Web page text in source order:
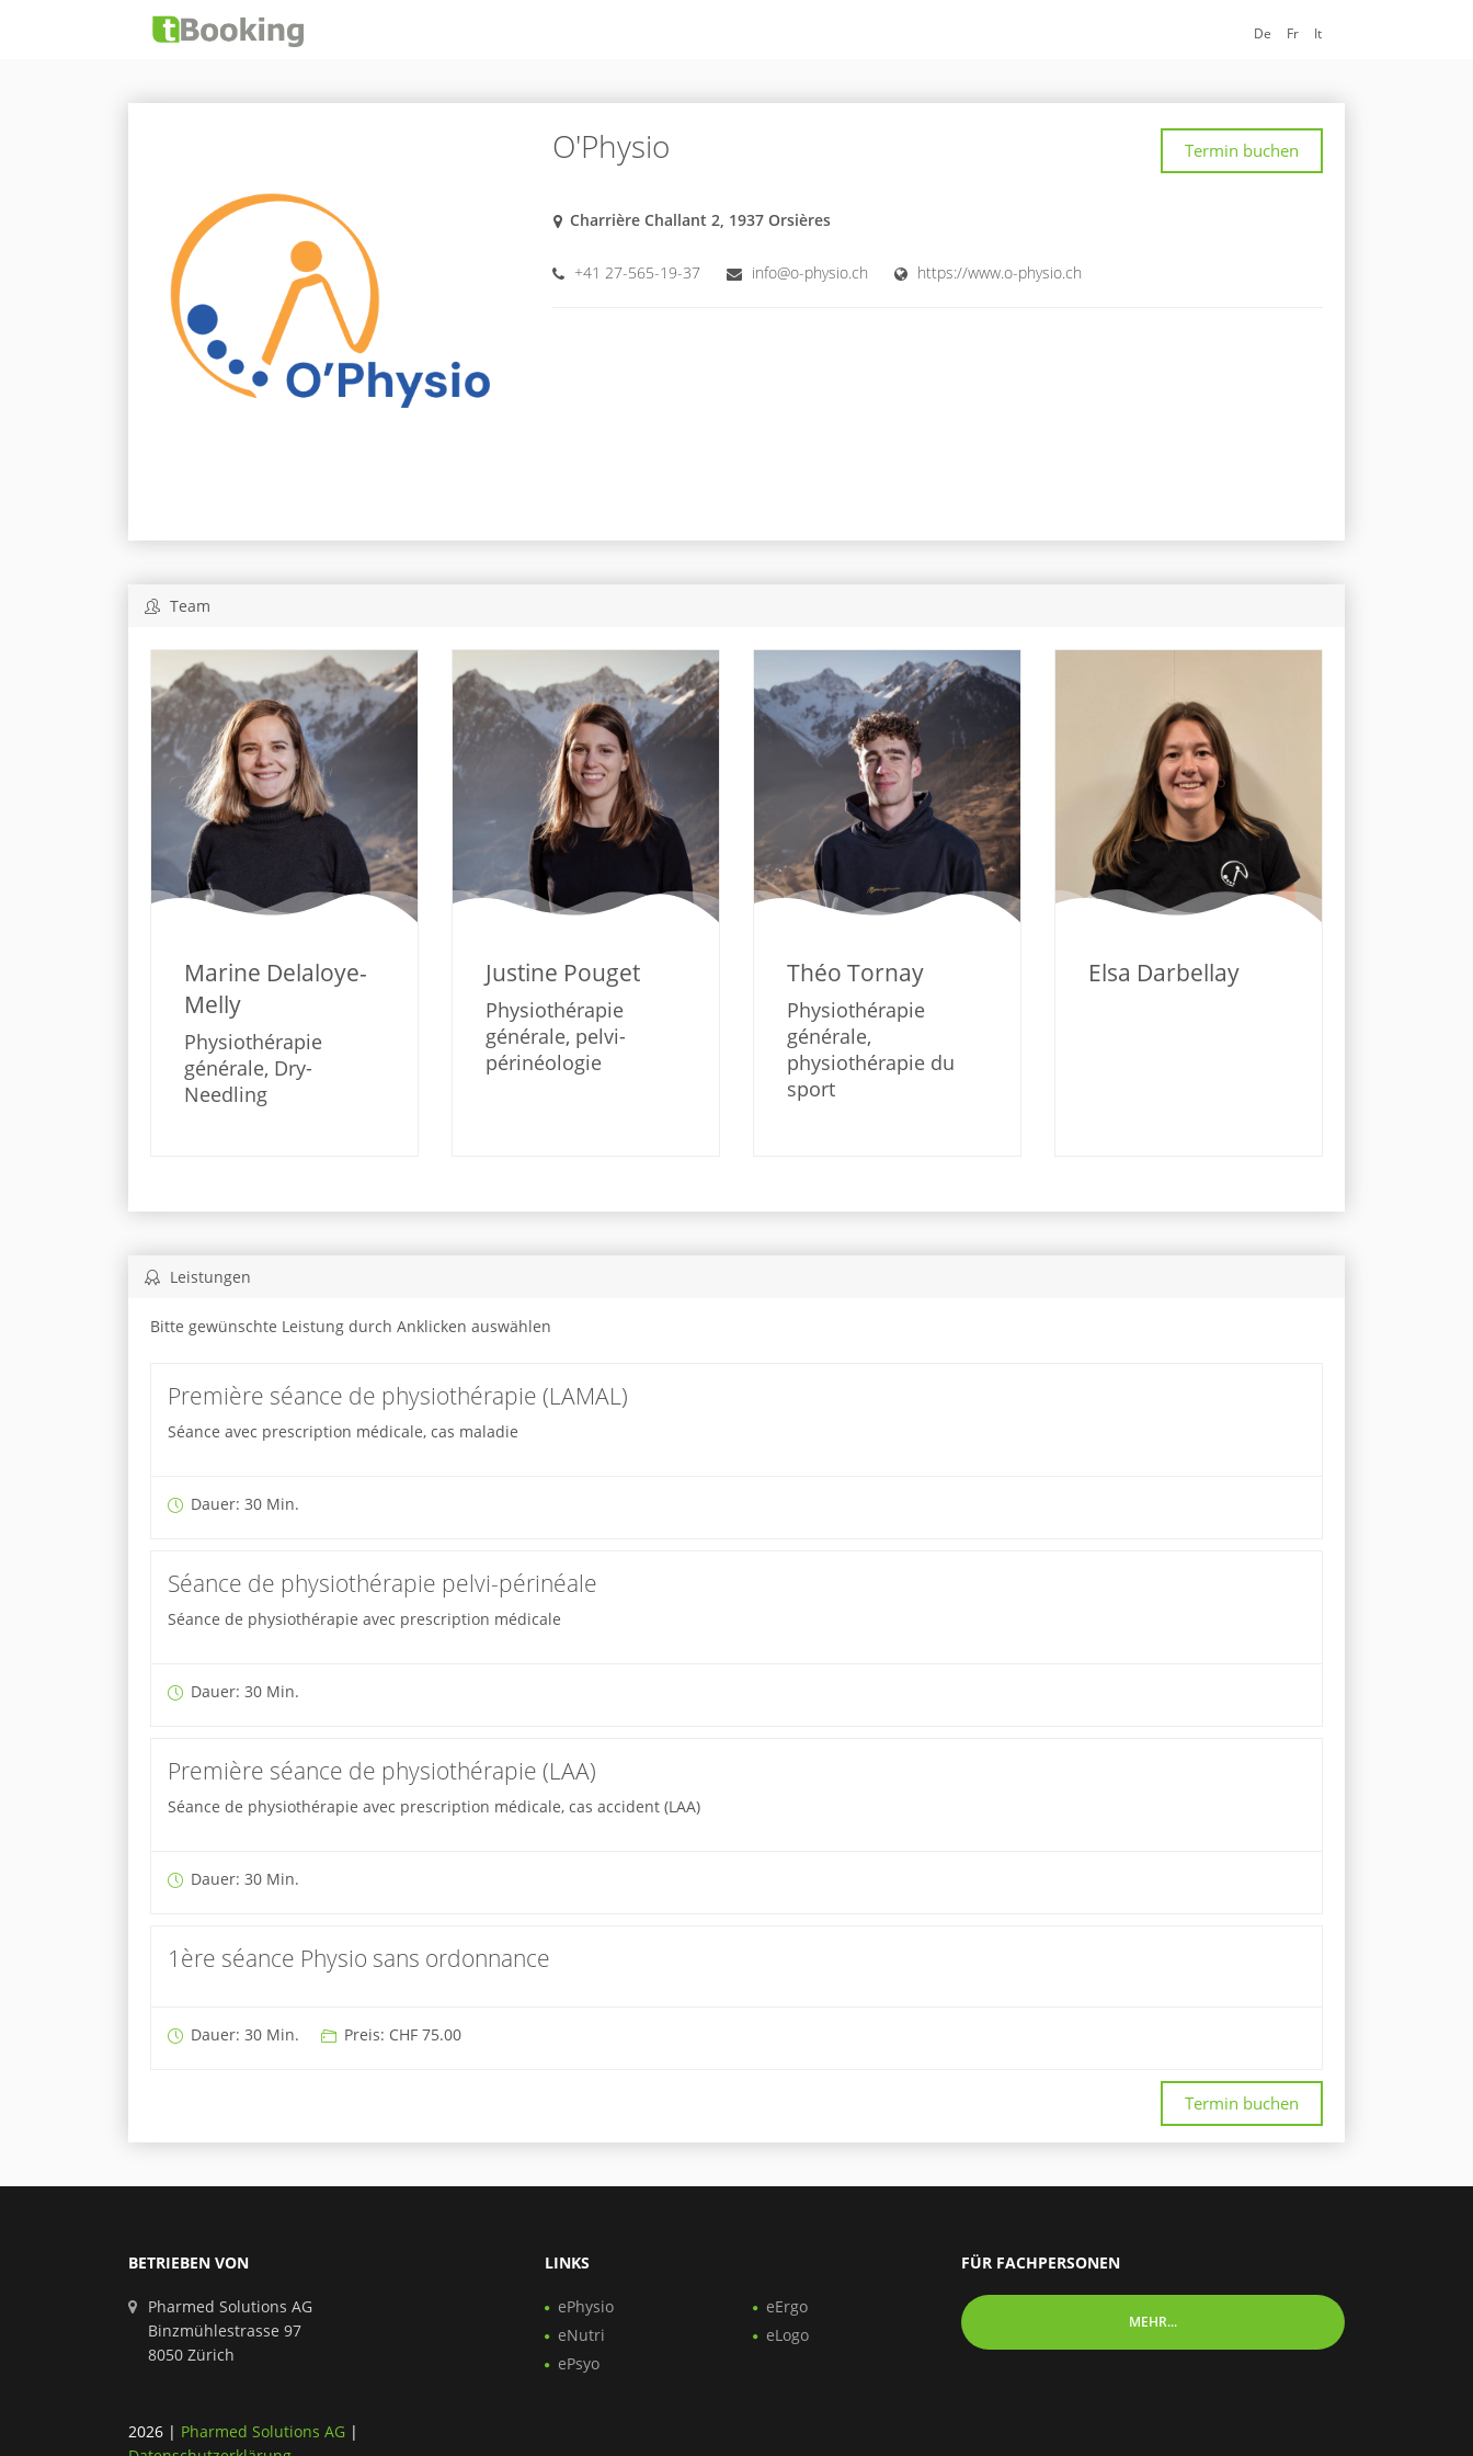
De Fr It
O'Physio Termin buchen
Charrière Challant 2, 1937 Orsières
+41 27-565-19-37 info@o-physio.ch https://www.o-physio.ch
Team
Marine Delaloye-
Melly
Physiothérapie
générale, Dry-
Needling
Justine Pouget
Physiothérapie
générale, pelvi-
périnéologie
Théo Tornay
Physiothérapie
générale,
physiothérapie du
sport
Elsa Darbellay
Leistungen
Bitte gewünschte Leistung durch Anklicken auswählen
Première séance de physiothérapie (LAMAL)
Séance avec prescription médicale, cas maladie
Dauer: 30 Min.
Séance de physiothérapie pelvi-périnéale
Séance de physiothérapie avec prescription médicale
Dauer: 30 Min.
Première séance de physiothérapie (LAA)
Séance de physiothérapie avec prescription médicale, cas accident (LAA)
Dauer: 30 Min.
1ère séance Physio sans ordonnance
Dauer: 30 Min. Preis: CHF 75.00
Termin buchen
BETRIEBEN VON
Pharmed Solutions AG
Binzmühlestrasse 97
8050 Zürich
LINKS
ePhysio
eNutri
ePsyo
eErgo
eLogo
FÜR FACHPERSONEN
MEHR...
2026 | Pharmed Solutions AG |